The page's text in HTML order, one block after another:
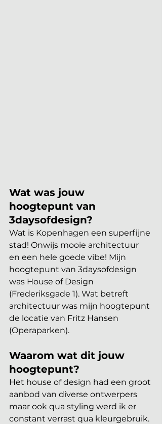
Wat was jouw
hoogtepunt van
3daysofdesign?
Wat is Kopenhagen een superfijne
stad! Onwijs mooie architectuur
en een hele goede vibe! Mijn
hoogtepunt van 3daysofdesign
was House of Design
(Frederiksgade 1). Wat betreft
architectuur was mijn hoogtepunt
de locatie van Fritz Hansen
(Operaparken).
Waarom wat dit jouw
hoogtepunt?
Het house of design had een groot
aanbod van diverse ontwerpers
maar ook qua styling werd ik er
constant verrast qua kleurgebruik.